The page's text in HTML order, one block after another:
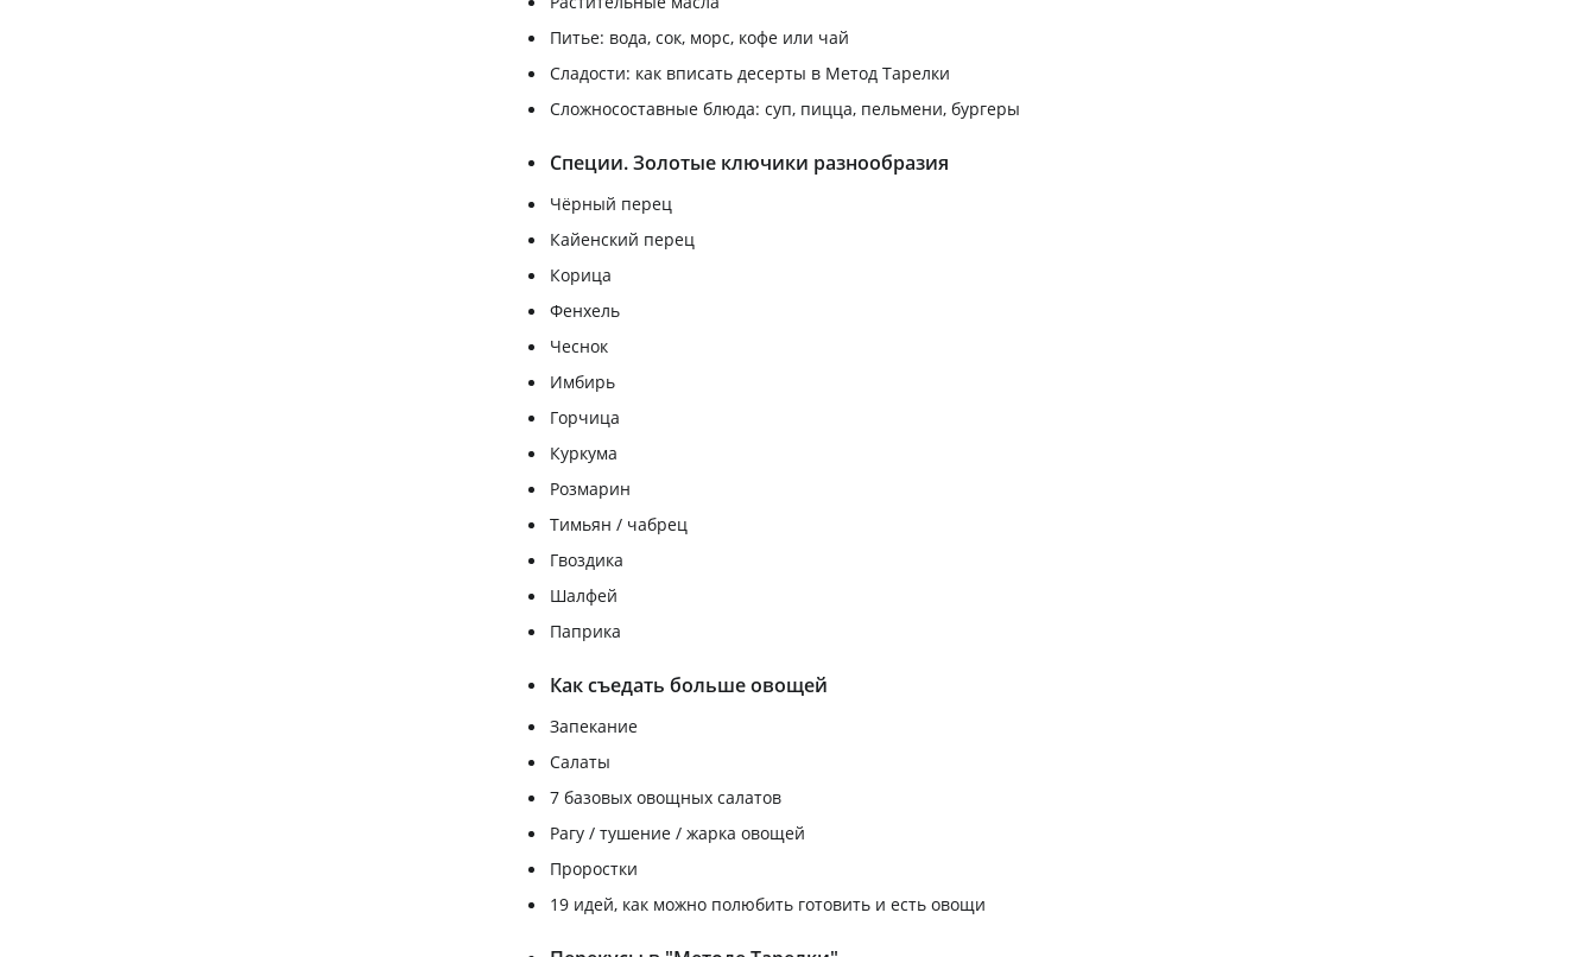
Питье: вода, сок, морс, кофе или чай
Сладости: как вписать десерты в Метод Тарелки
Сложносоставные блюда: суп, пицца, пельмени, бургеры
Специи. Золотые ключики разнообразия
Чёрный перец
Кайенский перец
Корица
Фенхель
Чеснок
Имбирь
Горчица
Куркума
Розмарин
Тимьян / чабрец
Гвоздика
Шалфей
Паприка
Как съедать больше овощей
Запекание
Салаты
7 базовых овощных салатов
Рагу / тушение / жарка овощей
Проростки
19 идей, как можно полюбить готовить и есть овощи